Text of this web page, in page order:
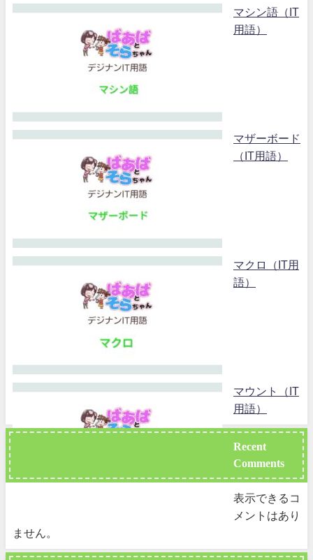
マシン語（IT
用語）
マザーボード
（IT用語）
マクロ（IT用
語）
マウント（IT
用語）
Recent
Comments
表示できるコ
メントはあり
ません。